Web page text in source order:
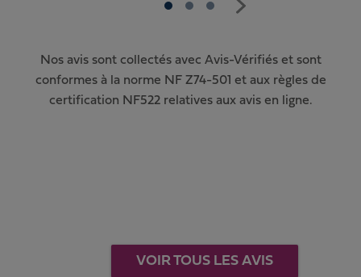
Nos avis sont collectés avec Avis-Vérifiés et sont
conformes à la norme NF Z74-501 et aux règles de
certification NF522 relatives aux avis en ligne.
VOIR TOUS LES AVIS